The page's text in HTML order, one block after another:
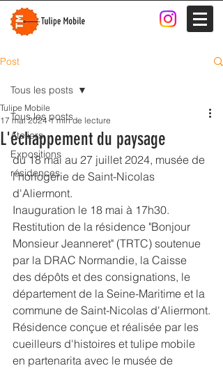
Post
Tous les posts
Ateliers
Expositions
résidences
Tous les posts
L'échappement du paysage
Tulipe Mobile
17 mai 2024 1 min de lecture
du 18 mai au 27 juillet 2024, musée de
l'horlogerie de Saint-Nicolas
d'Aliermont.
Inauguration le 18 mai à 17h30.
Restitution de la résidence "Bonjour
Monsieur Jeanneret" (TRTC) soutenue
par la DRAC Normandie, la Caisse
des dépôts et des consignations, le
département de la Seine-Maritime et la
commune de Saint-Nicolas d'Aliermont.
Résidence conçue et réalisée par les
cueilleurs d'histoires et tulipe mobile
en partenarita avec le musée de